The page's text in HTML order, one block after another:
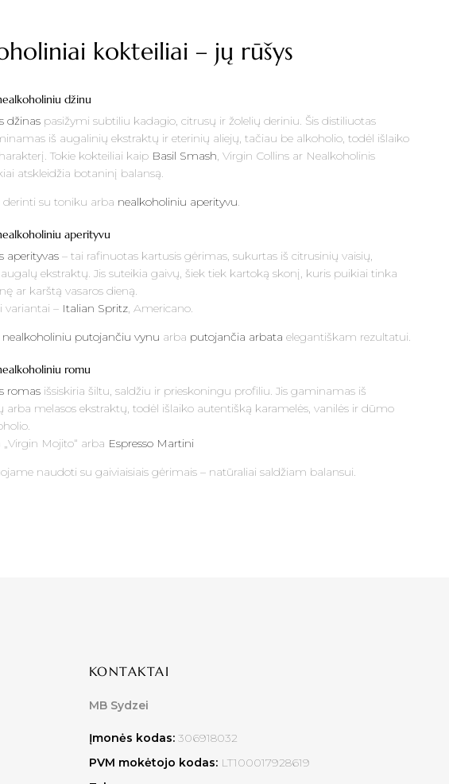
kokteiliai – jų rūšys
džinu
džinas pasižymi subtiliu kadagio, citrusų ir žolelių deriniu. Šis distiliuotas
iš augalinių ekstraktų ir eterinių aliejų, tačiau be alkoholio, todėl išlaiko
Tokie kokteiliai kaip Basil Smash, Virgin Collins ar Nealkoholinis
atskleidžia botaninį balansą.
su toniku arba nealkoholiniu aperityvu.
aperityvu
aperityvas – tai rafinuotas kartusis gėrimas, sukurtas iš citrusinių vaisių,
ekstraktų. Jis suteikia gaivų, šiek tiek kartoką skonį, kuris puikiai tinka
ar karštą vasaros dieną.
variantai – Italian Spritz, Americano.
nealkoholiniu putojančiu vynu arba putojančia arbata elegantiškam rezultatui.
romu
romas išsiskiria šiltu, saldžiu ir prieskoningu profiliu. Jis gaminamas iš
arba melasos ekstraktų, todėl išlaiko autentišką karamelės, vanilės ir dūmo
Mojito“ arba Espresso Martini
naudoti su gaiviaisiais gėrimais – natūraliai saldžiam balansui.
KONTAKTAI
MB Sydzei
Įmonės kodas: 306918032
PVM mokėtojo kodas: LT100017928619